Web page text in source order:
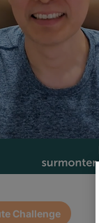
Challenge